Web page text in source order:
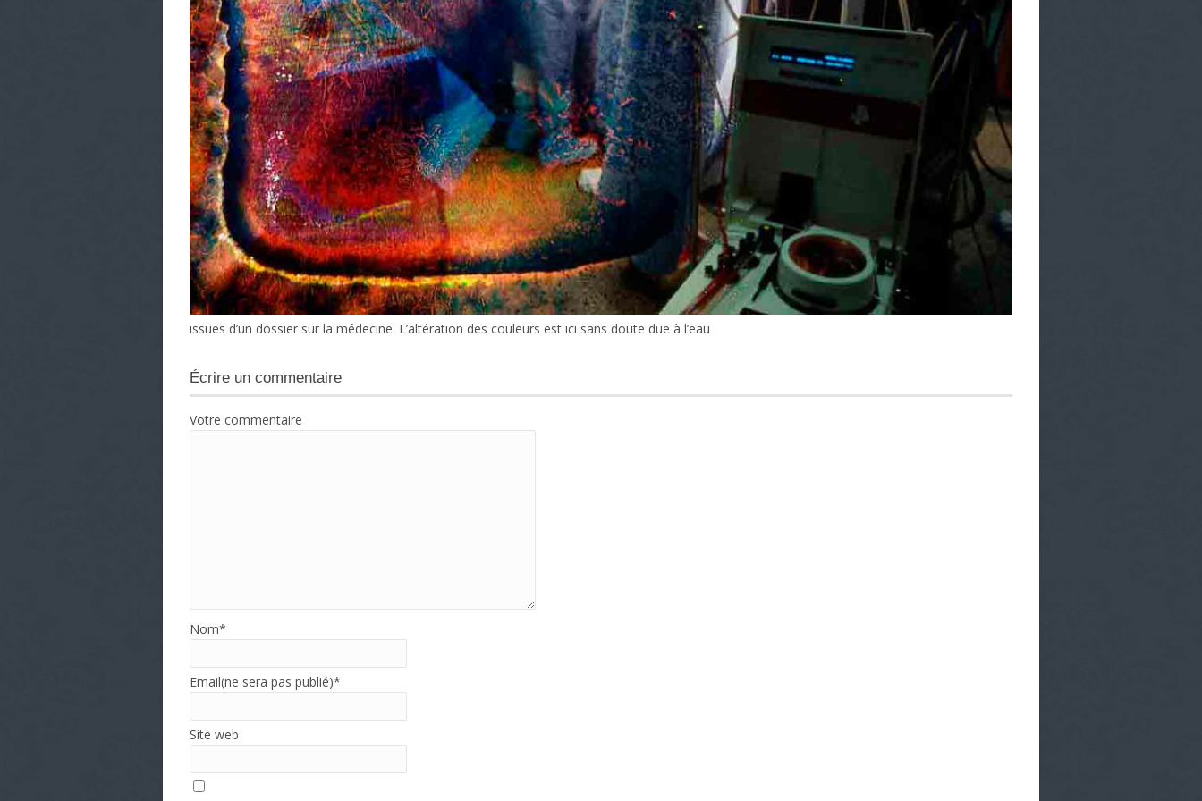
issues d’un dossier sur la médecine. L’altération des couleurs est ici sans doute due à l’eau
Écrire un commentaire
Votre commentaire
Nom*
Email(ne sera pas publié)*
Site web